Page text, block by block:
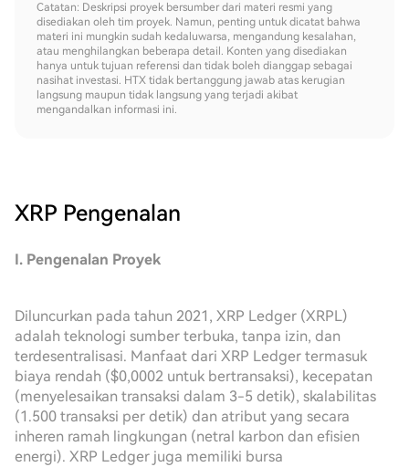
Catatan: Deskripsi proyek bersumber dari materi resmi yang
disediakan oleh tim proyek. Namun, penting untuk dicatat bahwa
materi ini mungkin sudah kedaluwarsa, mengandung kesalahan,
atau menghilangkan beberapa detail. Konten yang disediakan
hanya untuk tujuan referensi dan tidak boleh dianggap sebagai
nasihat investasi. HTX tidak bertanggung jawab atas kerugian
langsung maupun tidak langsung yang terjadi akibat
mengandalkan informasi ini.
XRP Pengenalan
I. Pengenalan Proyek
Diluncurkan pada tahun 2021, XRP Ledger (XRPL)
adalah teknologi sumber terbuka, tanpa izin, dan
terdesentralisasi. Manfaat dari XRP Ledger termasuk
biaya rendah ($0,0002 untuk bertransaksi), kecepatan
(menyelesaikan transaksi dalam 3-5 detik), skalabilitas
(1.500 transaksi per detik) dan atribut yang secara
inheren ramah lingkungan (netral karbon dan efisien
energi). XRP Ledger juga memiliki bursa